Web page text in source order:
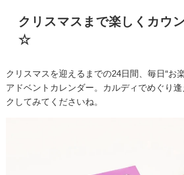
クリスマスまで楽しくカウ
☆
クリスマスを迎えるまでの24日間、毎日“お
アドベントカレンダー。カルディでめぐり
クしてみてくださいね。